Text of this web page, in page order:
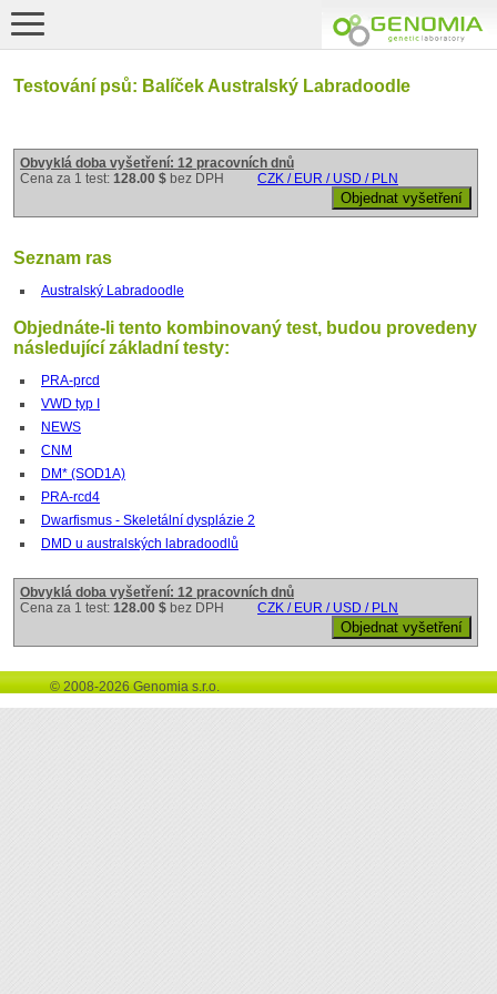
Testování psů: Balíček Australský Labradoodle
Obvyklá doba vyšetření: 12 pracovních dnů
Cena za 1 test: 128.00 $ bez DPH CZK / EUR / USD / PLN
Seznam ras
Australský Labradoodle
Objednáte-li tento kombinovaný test, budou provedeny
následující základní testy:
PRA-prcd
VWD typ I
NEWS
CNM
DM* (SOD1A)
PRA-rcd4
Dwarfismus - Skeletální dysplázie 2
DMD u australských labradoodlů
Obvyklá doba vyšetření: 12 pracovních dnů
Cena za 1 test: 128.00 $ bez DPH CZK / EUR / USD / PLN
© 2008-2026 Genomia s.r.o.